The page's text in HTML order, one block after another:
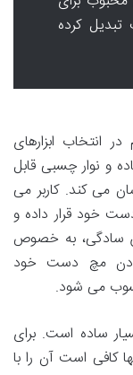
کرده
انتخاب ابزارهای
1081 با طراحی ساده و نوار چسبی قابل
می کند. کاربر می
خود قرار داده و
سادگی، به خصوص
مچ دست خود
می شود.
ساده است. برای
کافی است آن را با